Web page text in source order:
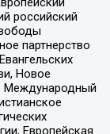
российский
партнерство
Новое
Международный
Европейская